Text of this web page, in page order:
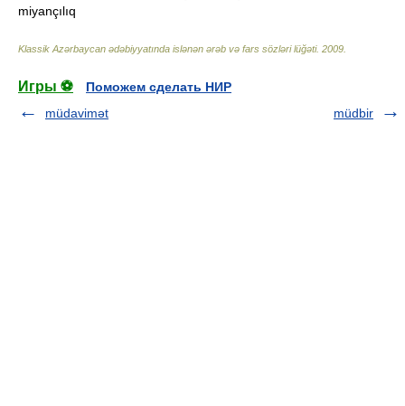
miyançılıq
Klassik Azərbaycan ədəbiyyatında islənən ərəb və fars sözləri lüğəti. 2009
Игры ⚽
Поможем сделать НИР
müdavimət
müdbir